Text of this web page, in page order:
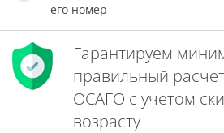
его номер
Гарантируем
правильный
ОСАГО с учетом
возрасту